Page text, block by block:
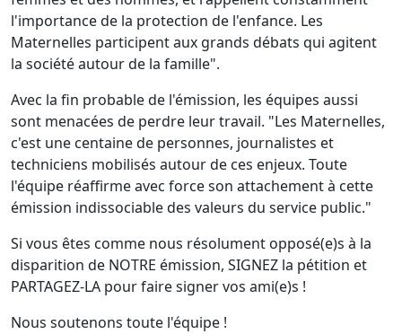
l'importance de la protection de l'enfance. Les
Maternelles participent aux grands débats qui agitent
la société autour de la famille".
Avec la fin probable de l'émission, les équipes aussi
sont menacées de perdre leur travail. "Les Maternelles,
c'est une centaine de personnes, journalistes et
techniciens mobilisés autour de ces enjeux. Toute
l'équipe réaffirme avec force son attachement à cette
émission indissociable des valeurs du service public."
Si vous êtes comme nous résolument opposé(e)s à la
disparition de NOTRE émission, SIGNEZ la pétition et
PARTAGEZ-LA pour faire signer vos ami(e)s !
Nous soutenons toute l'équipe !